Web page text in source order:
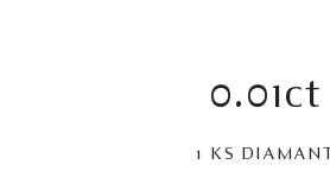
0.01ct
1 KS DIAMANT